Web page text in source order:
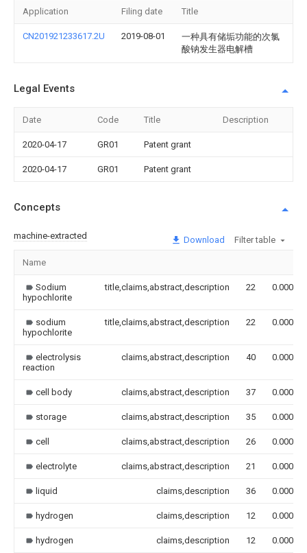
Application Filing date Title
CN201921233617.2U 2019-08-01
一种具有储垢功能的次氯
酸钠发生器电解槽
Legal Events
Date Code Title Description
2020-04-17 GR01 Patent grant
2020-04-17 GR01 Patent grant
Concepts
machine-extracted Download Filter table
Name
Sodium
hypochlorite
title,claims,abstract,description 22 0.000
sodium
hypochlorite
title,claims,abstract,description 22 0.000
electrolysis
reaction
claims,abstract,description 40 0.000
cell body claims,abstract,description 37 0.000
storage claims,abstract,description 35 0.000
cell claims,abstract,description 26 0.000
electrolyte claims,abstract,description 21 0.000
liquid claims,description 36 0.000
hydrogen claims,description 12 0.000
hydrogen claims,description 12 0.000